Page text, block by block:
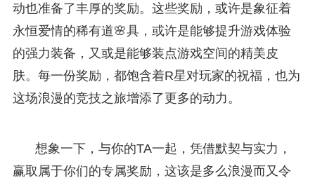
动也准备了丰厚的奖励。这些奖励，或许是象征着
永恒爱情的稀有道🌸具，或许是能够提升游戏体验
的强力装备，又或是能够装点游戏空间的精美皮
肤。每一份奖励，都饱含着R星对玩家的祝福，也为
这场浪漫的竞技之旅增添了更多的动力。
想象一下，与你的TA一起，凭借默契与实力，
赢取属于你们的专属奖励，这该是多么浪漫而又令